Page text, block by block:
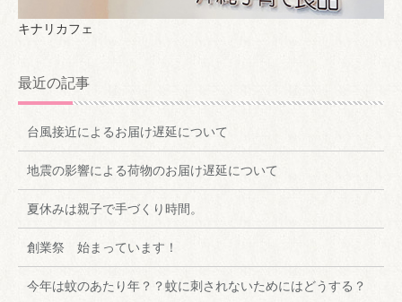
キナリカフェ
最近の記事
台風接近によるお届け遅延について
地震の影響による荷物のお届け遅延について
夏休みは親子で手づくり時間。
創業祭 始まっています！
今年は蚊のあたり年？？蚊に刺されないためにはどうする？